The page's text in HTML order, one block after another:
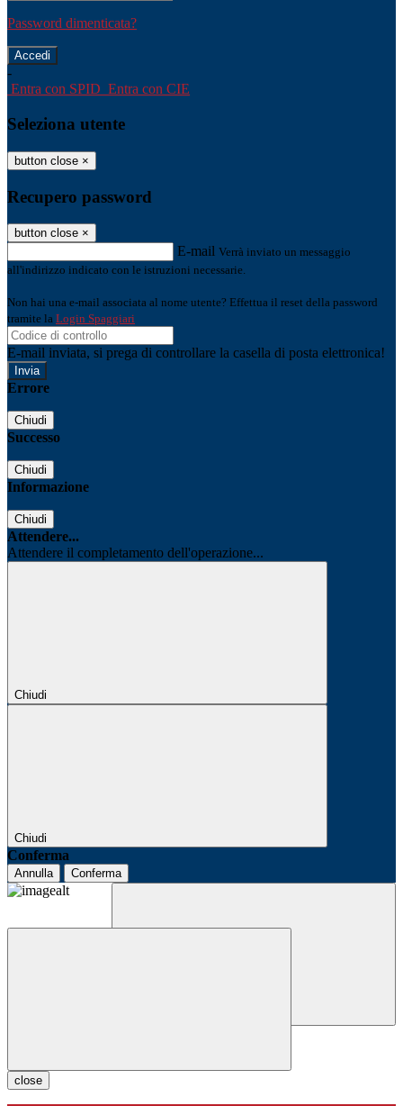
Password dimenticata?
-
Entra con SPID Entra con CIE
Seleziona utente
button close ×
Recupero password
button close ×
E-mail Verrà inviato un messaggio
all'indirizzo indicato con le istruzioni necessarie.
Non hai una e-mail associata al nome utente? Effettua il reset della password
tramite la Login Spaggiari
E-mail inviata, si prega di controllare la casella di posta elettronica!
Errore
Chiudi
Successo
Chiudi
Informazione
Chiudi
Attendere...
Attendere il completamento dell'operazione...
Chiudi
Chiudi
Conferma
Annulla Conferma
close